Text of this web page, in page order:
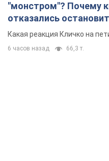
"монстром"? Почему
отказались
небоскреба
Какая реакция Кличко на
6 часов назад 66,3 т.